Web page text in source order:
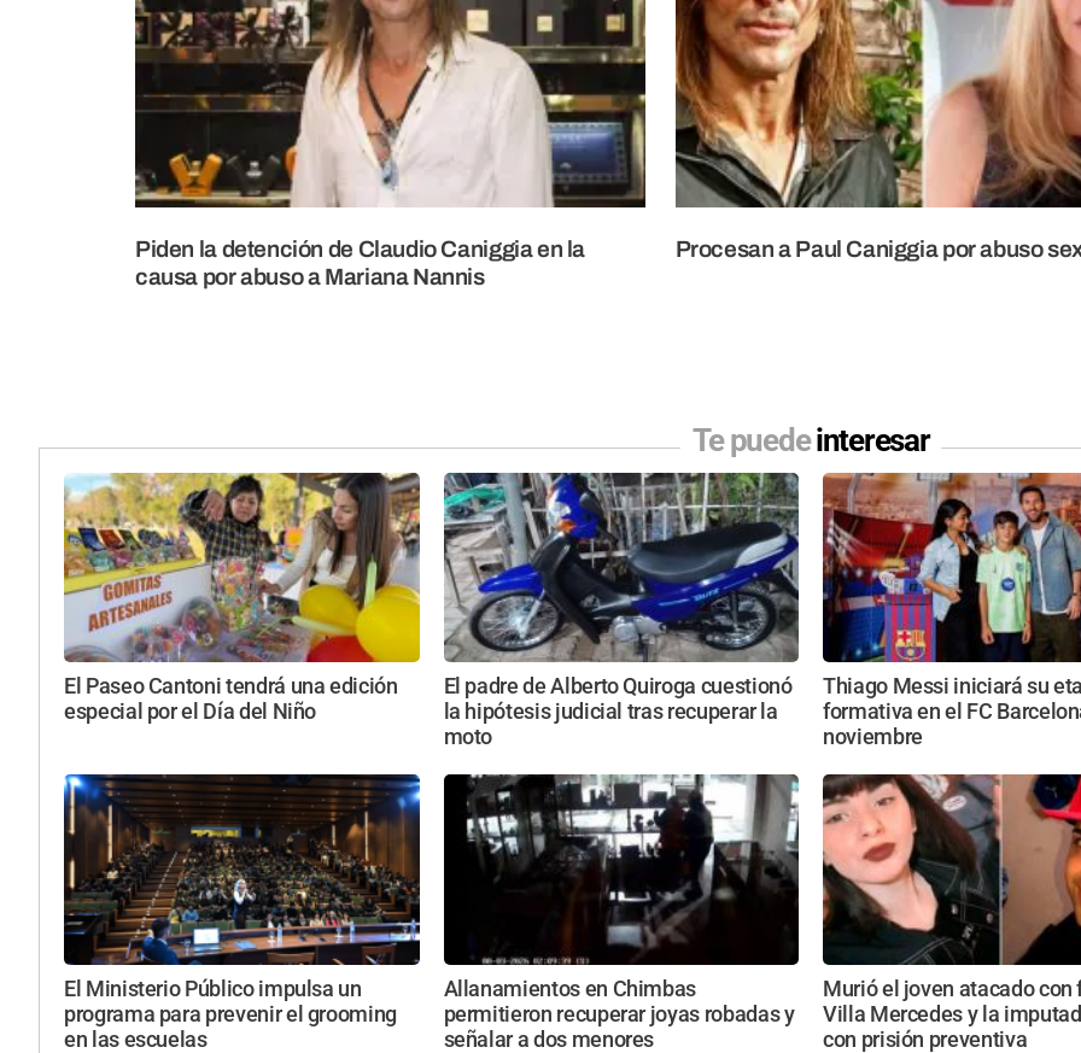
Piden la detención de Claudio Caniggia en la
causa por abuso a Mariana Nannis
Procesan a Paul Caniggia por abuso
Te puedeinteresar
El Paseo Cantoni tendrá una edición
especial por el Día del Niño
El padre de Alberto Quiroga cuestionó
la hipótesis judicial tras recuperar la
moto
Thiago Messi iniciará su
formativa en el FC
noviembre
El Ministerio Público impulsa un
programa para prevenir el grooming
en las escuelas
Allanamientos en Chimbas
permitieron recuperar joyas robadas y
señalar a dos menores
Murió el joven atacado con
Villa Mercedes y la
con prisión preventiva